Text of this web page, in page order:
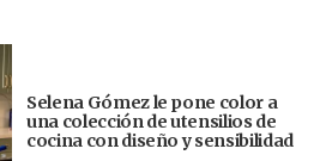
Selena Gómez le pone color a
una colección de utensilios de
cocina con diseño y sensibilidad